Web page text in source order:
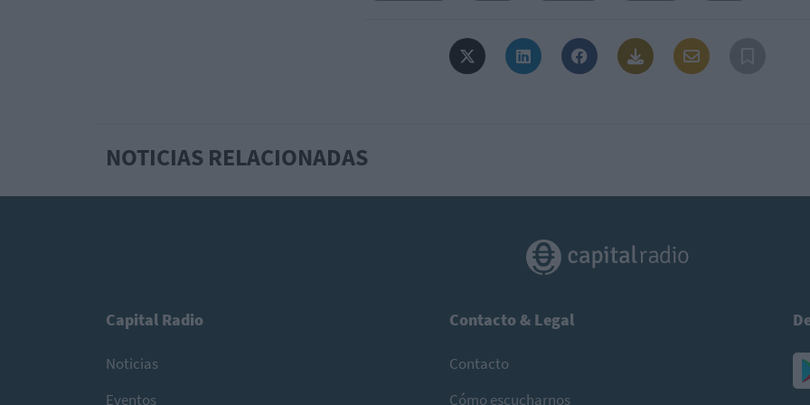
NOTICIAS RELACIONADAS
Capital Radio
Noticias
Eventos
Contacto & Legal
Contacto
Cómo escucharnos